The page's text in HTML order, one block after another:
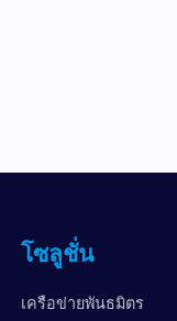
โซลูชั่น
เครือข่ายพันธมิตร